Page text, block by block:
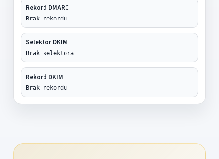
Rekord DMARC
Brak rekordu
Selektor DKIM
Brak selektora
Rekord DKIM
Brak rekordu